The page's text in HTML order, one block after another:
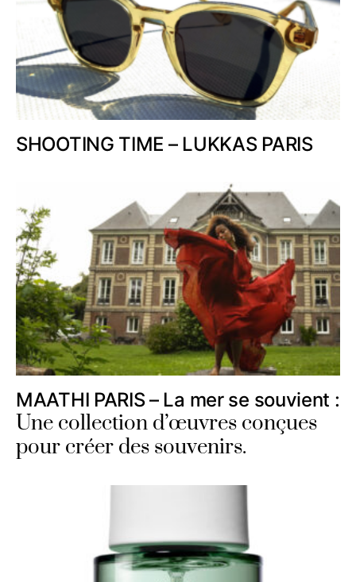
SHOOTING TIME – LUKKAS PARIS
MAATHI PARIS – La mer se souvient :
Une collection d’œuvres conçues
pour créer des souvenirs.